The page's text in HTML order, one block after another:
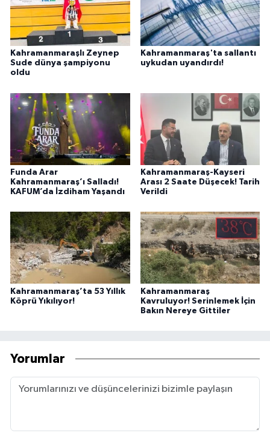
Kahramanmaraşlı Zeynep
Sude dünya şampiyonu
oldu
Kahramanmaraş'ta sallantı
uykudan uyandırdı!
Funda Arar
Kahramanmaraş’ı Salladı!
KAFUM’da İzdiham Yaşandı
Kahramanmaraş-Kayseri
Arası 2 Saate Düşecek! Tarih
Verildi
Kahramanmaraş’ta 53 Yıllık
Köprü Yıkılıyor!
Kahramanmaraş
Kavruluyor! Serinlemek İçin
Bakın Nereye Gittiler
Yorumlar